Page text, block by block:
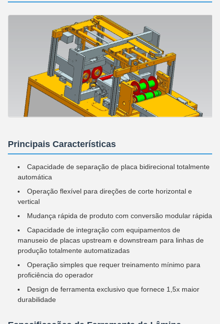
Principais Características
Capacidade de separação de placa bidirecional totalmente
automática
Operação flexível para direções de corte horizontal e
vertical
Mudança rápida de produto com conversão modular rápida
Capacidade de integração com equipamentos de
manuseio de placas upstream e downstream para linhas de
produção totalmente automatizadas
Operação simples que requer treinamento mínimo para
proficiência do operador
Design de ferramenta exclusivo que fornece 1,5x maior
durabilidade